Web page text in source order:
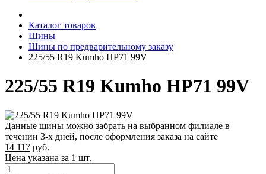
Каталог товаров
Шины
Шины по предварительному заказу
225/55 R19 Kumho HP71 99V
225/55 R19 Kumho HP71 99V
Данные шины можно забрать на выбранном филиале в
течении 3-х дней, после оформления заказа на сайте
14 117 руб.
Цена указана за 1 шт.